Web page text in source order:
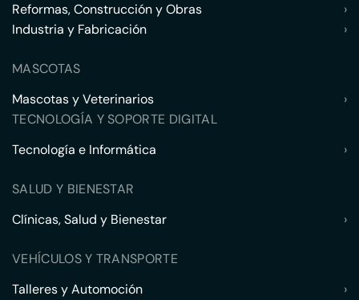
Reformas, Construcción y Obras
›
Industria y Fabricación
›
MASCOTAS
Mascotas y Veterinarios
›
TECNOLOGÍA Y SOPORTE DIGITAL
Tecnología e Informática
›
SALUD Y BIENESTAR
Clínicas, Salud y Bienestar
›
VEHÍCULOS Y TRANSPORTE
Talleres y Automoción
›